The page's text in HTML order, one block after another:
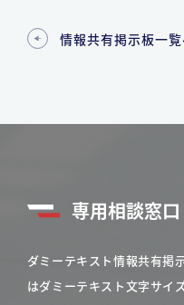
情報共有掲示板一覧
専用相談窓口
ダミーテキスト情報共有掲
はダミーテキスト文字サイ